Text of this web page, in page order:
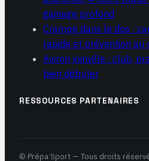
gainage profond
Crampe dans le dos :
rapide et prévention au
Aviron joinville : club,
bien débuter
RESSOURCES PARTENAIRES
© Prépa Sport — Tous droits